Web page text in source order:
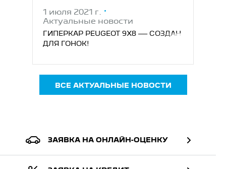
1 июля 2021 г.
Актуальные новости
ГИПЕРКАР PEUGEOT 9X8 — СОЗДАН
ДЛЯ ГОНОК!
ВСЕ АКТУАЛЬНЫЕ НОВОСТИ
ЗАЯВКА НА ОНЛАЙН-ОЦЕНКУ